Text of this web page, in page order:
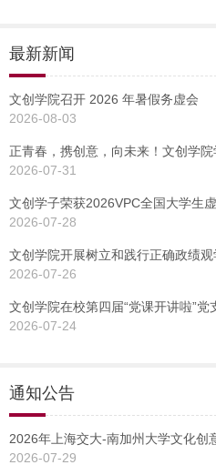
最新新闻
文创学院召开 2026 年暑假务虚会
2026-08-03
正青春，携创意，向未来！文创学
2026-07-31
文创学子荣获2026VPC全国大学生
2026-07-28
文创学院开展树立和践行正确政绩
2026-07-26
文创学院在校第四届“党课开讲啦”
2026-07-24
通知公告
2026年上海交大-南加州大学文化创
2026-07-29